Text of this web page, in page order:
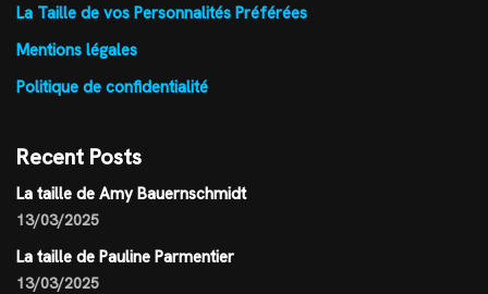
La Taille de vos Personnalités Préférées
Mentions légales
Politique de confidentialité
Recent Posts
La taille de Amy Bauernschmidt
13/03/2025
La taille de Pauline Parmentier
13/03/2025